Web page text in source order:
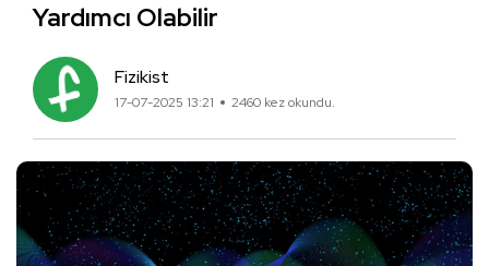
Yardımcı Olabilir
Fizikist
17-07-2025 13:21 2460 kez okundu.